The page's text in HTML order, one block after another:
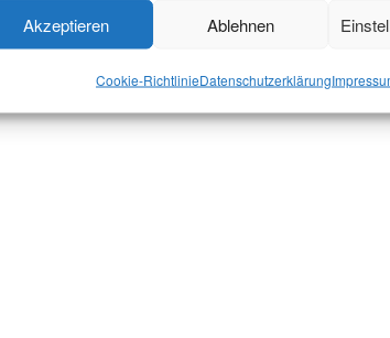
Akzeptieren Ablehnen
Cookie-RichtlinieDatenschutzerklärung